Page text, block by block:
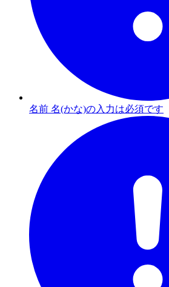
名前 名(かな)の入力は必須です